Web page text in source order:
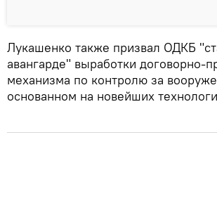
Лукашенко также призвал ОДКБ
авангарде" выработки договорно-
механизма по контролю за
основанном на новейших